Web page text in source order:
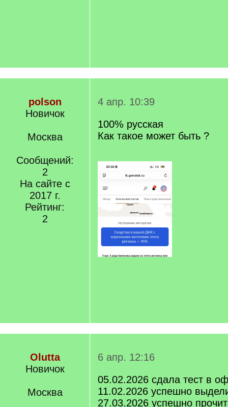
polson
Новичок
Москва
Сообщений:
2
На сайте с
2017 г.
Рейтинг:
2
4 апр. 10:39
100% русская
Как такое может быть ?
Olutta
Новичок
Москва
6 апр. 12:16
05.02.2026 сдала тест в
11.02.2026 успешно
27.03.2026 успешно